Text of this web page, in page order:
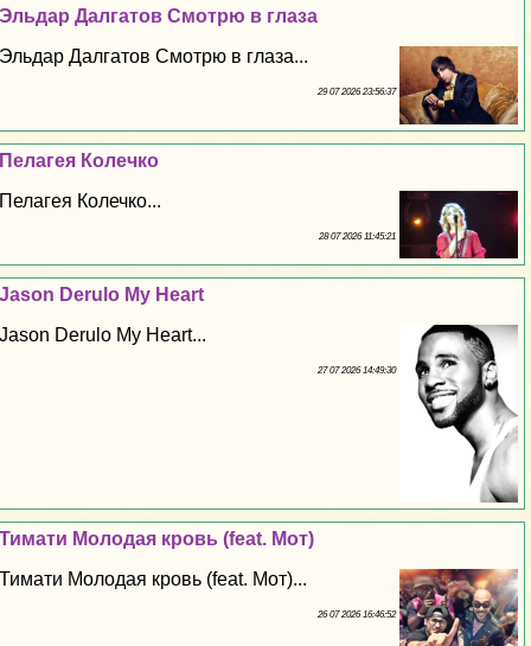
Эльдар Далгатов Смотрю в глаза
Эльдар Далгатов Смотрю в глаза...
29 07 2026 23:56:37
Пелагея Колечко
Пелагея Колечко...
28 07 2026 11:45:21
Jason Derulo My Heart
Jason Derulo My Heart...
27 07 2026 14:49:30
Тимати Молодая кровь (feat. Мот)
Тимати Молодая кровь (feat. Мот)...
26 07 2026 16:46:52